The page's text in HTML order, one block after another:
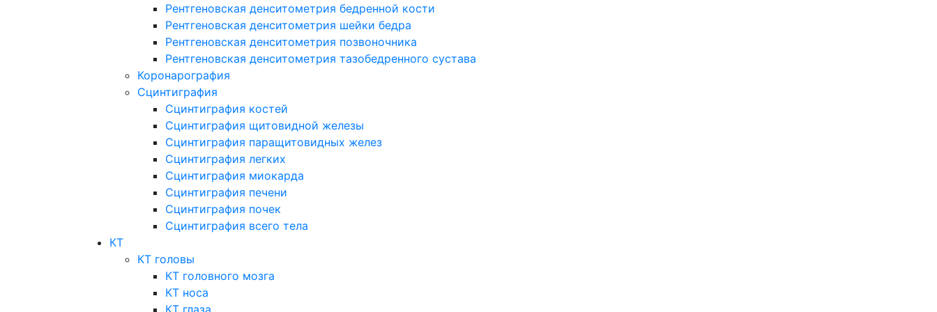
Рентгеновская денситометрия бедренной кости
Рентгеновская денситометрия шейки бедра
Рентгеновская денситометрия позвоночника
Рентгеновская денситометрия тазобедренного сустава
Коронарография
Сцинтиграфия
Сцинтиграфия костей
Сцинтиграфия щитовидной железы
Сцинтиграфия паращитовидных желез
Сцинтиграфия легких
Сцинтиграфия миокарда
Сцинтиграфия печени
Сцинтиграфия почек
Сцинтиграфия всего тела
КТ
КТ головы
КТ головного мозга
КТ носа
КТ глаза